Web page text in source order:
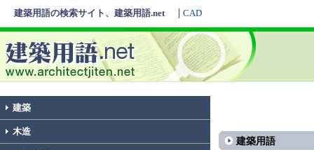
建築用語の検索サイト、建築用語.net CAD
建築
木造
建築用語